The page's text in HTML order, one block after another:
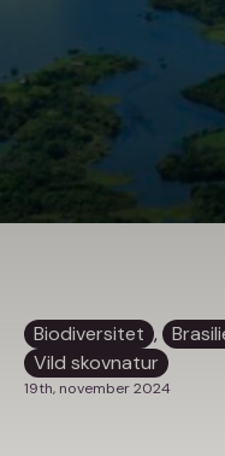
Biodiversitet ,
Vild skovnatur
19th, november 2024